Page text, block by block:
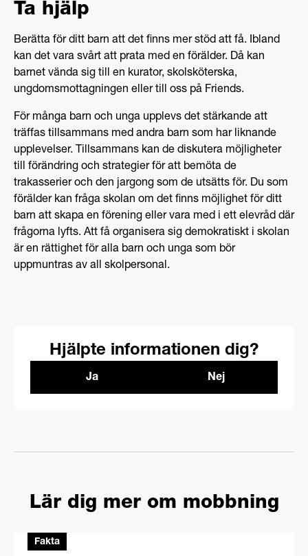
Ta hjälp
Berätta för ditt barn att det finns mer stöd att få. Ibland
kan det vara svårt att prata med en förälder. Då kan
barnet vända sig till en kurator, skolsköterska,
ungdomsmottagningen eller till oss på Friends.
För många barn och unga upplevs det stärkande att
träffas tillsammans med andra barn som har liknande
upplevelser. Tillsammans kan de diskutera möjligheter
till förändring och strategier för att bemöta de
trakasserier och den jargong som de utsätts för. Du som
förälder kan fråga skolan om det finns möjlighet för ditt
barn att skapa en förening eller vara med i ett elevråd där
frågorna lyfts. Att få organisera sig demokratiskt i skolan
är en rättighet för alla barn och unga som bör
uppmuntras av all skolpersonal.
Hjälpte informationen dig?
Ja Nej
Lär dig mer om mobbning
Fakta